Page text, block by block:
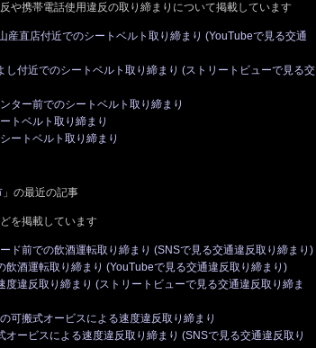
や携帯電話使用違反の取り締まりについて掲載しています
直店付近でのシートベルト取り締まり (YouTubeで見る交通
付近でのシートベルト取り締まり (ストリートビューで見る交
ター前でのシートベルト取り締まり
トベルト取り締まり
ートベルト取り締まり
」の最近の記事
を掲載しています
ド前での飲酒運転取り締まり (SNSで見る交通違反取り締まり)
酒運転取り締まり (YouTubeで見る交通違反取り締まり)
違反取り締まり (ストリートビューで見る交通違反取り締ま
可搬式オービスによる速度違反取り締まり
ービスによる速度違反取り締まり (SNSで見る交通違反取り